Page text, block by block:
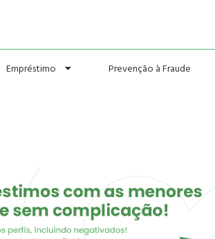
Empréstimo Prevenção à Fraude